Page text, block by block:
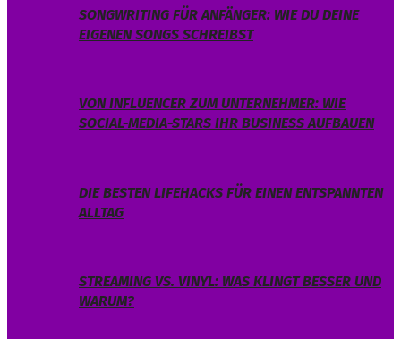
SONGWRITING FÜR ANFÄNGER: WIE DU DEINE
EIGENEN SONGS SCHREIBST
VON INFLUENCER ZUM UNTERNEHMER: WIE
SOCIAL-MEDIA-STARS IHR BUSINESS AUFBAUEN
DIE BESTEN LIFEHACKS FÜR EINEN ENTSPANNTEN
ALLTAG
STREAMING VS. VINYL: WAS KLINGT BESSER UND
WARUM?